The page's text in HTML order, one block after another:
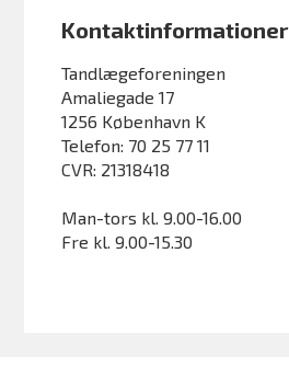
Kontaktinformationer
Tandlægeforeningen
Amaliegade 17
1256 København K
Telefon: 70 25 77 11
CVR: 21318418
Man-tors kl. 9.00-16.00
Fre kl. 9.00-15.30